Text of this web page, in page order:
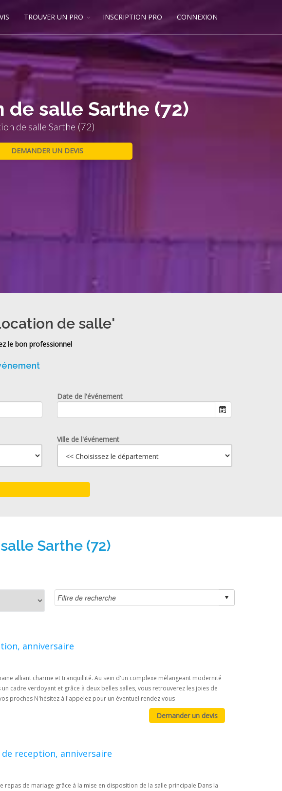
TROUVER UN PRO INSCRIPTION PRO CONNEXION
salle Sarthe (72)
de salle Sarthe (72)
de salle'
le bon professionnel
Date de l'événement
Ville de l'événement
Sarthe (72)
anniversaire
alliant charme et tranquillité. Au sein d'un complexe mélangeant modernité
cadre verdoyant et grâce à deux belles salles, vous retrouverez les joies de
proches N'hésitez à l'appelez pour un éventuel rendez vous
reception, anniversaire
de mariage grâce à la mise en disposition de la salle principale Dans la